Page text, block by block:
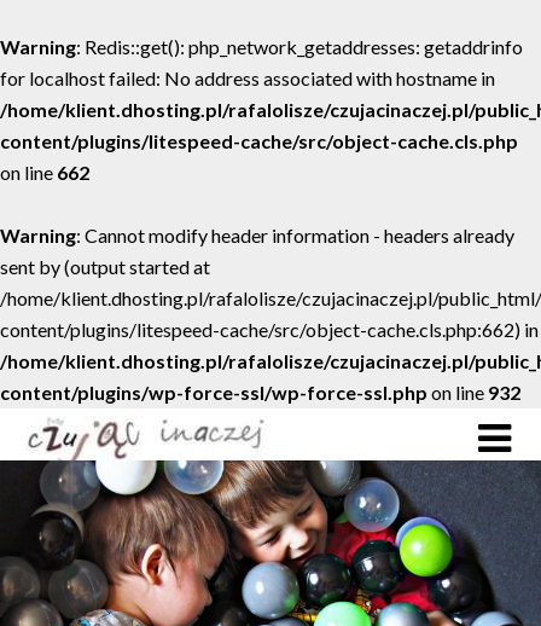
Warning: Redis::get(): php_network_getaddresses: getaddrinfo
for localhost failed: No address associated with hostname in
/home/klient.dhosting.pl/rafalolisze/czujacinaczej.pl/
content/plugins/litespeed-cache/src/object-cache.cls.php
on line 662
Warning: Cannot modify header information - headers already
sent by (output started at
/home/klient.dhosting.pl/rafalolisze/czujacinaczej.pl/
content/plugins/litespeed-cache/src/object-cache.cls.php:662) in
/home/klient.dhosting.pl/rafalolisze/czujacinaczej.pl/
content/plugins/wp-force-ssl/wp-force-ssl.php on line 932